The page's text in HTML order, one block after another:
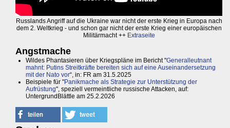
Russlands Angriff auf die Ukraine war nicht der erste Krieg in Europa nach
dem 2. Weltkrieg - und schon gar nicht der erste Krieg einer europäischen
Militärmacht ++ Extraseite
Angstmache
Wildes Phantasieren über Kriegspläne im Bericht "Generalleutnant
mahnt: Putins Streitkräfte bereiten sich auf eine Auseinandersetzung
mit der Nato vor“, in: FR am 31.5.2025
Beispiele für "Panikmache als Strategie zur Unterstützung der
Aufrüstung", speziell vermeintliche russische Attacken, auf:
UntergrundBlättle am 25.2.2026